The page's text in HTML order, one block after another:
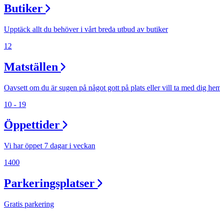
Lediga jobb
Magasin
Min Shopping-app
Butiker
Upptäck allt du behöver i vårt breda utbud av butiker
12
Matställen
Oavsett om du är sugen på något gott på plats eller vill ta med dig
10 - 19
Öppettider
Vi har öppet 7 dagar i veckan
1400
Parkeringsplatser
Gratis parkering